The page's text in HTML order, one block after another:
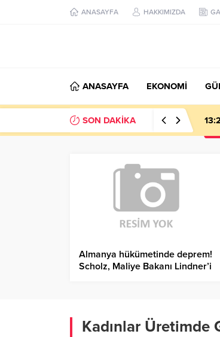
ANASAYFA HAKKIMIZDA
ANASAYFA EKONOMİ
SON DAKİKA
Almanya hükümetinde deprem!
Scholz, Maliye Bakanı Lindner’i
Kadınlar Üretimde